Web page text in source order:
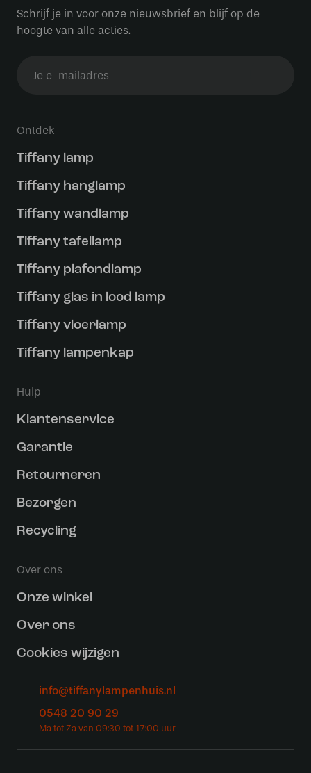
Schrijf je in voor onze nieuwsbrief en blijf op de
hoogte van alle acties.
Ontdek
Tiffany lamp
Tiffany hanglamp
Tiffany wandlamp
Tiffany tafellamp
Tiffany plafondlamp
Tiffany glas in lood lamp
Tiffany vloerlamp
Tiffany lampenkap
Hulp
Klantenservice
Garantie
Retourneren
Bezorgen
Recycling
Over ons
Onze winkel
Over ons
Cookies wijzigen
info@tiffanylampenhuis.nl
0548 20 90 29